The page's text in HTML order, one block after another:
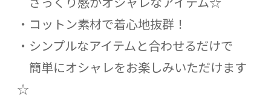
・コットン素材で着心地抜群！
・シンプルなアイテムと合わせるだけで
簡単にオシャレをお楽しみいただけます
☆